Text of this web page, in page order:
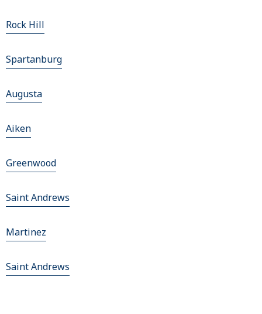
Rock Hill
Spartanburg
Augusta
Aiken
Greenwood
Saint Andrews
Martinez
Saint Andrews